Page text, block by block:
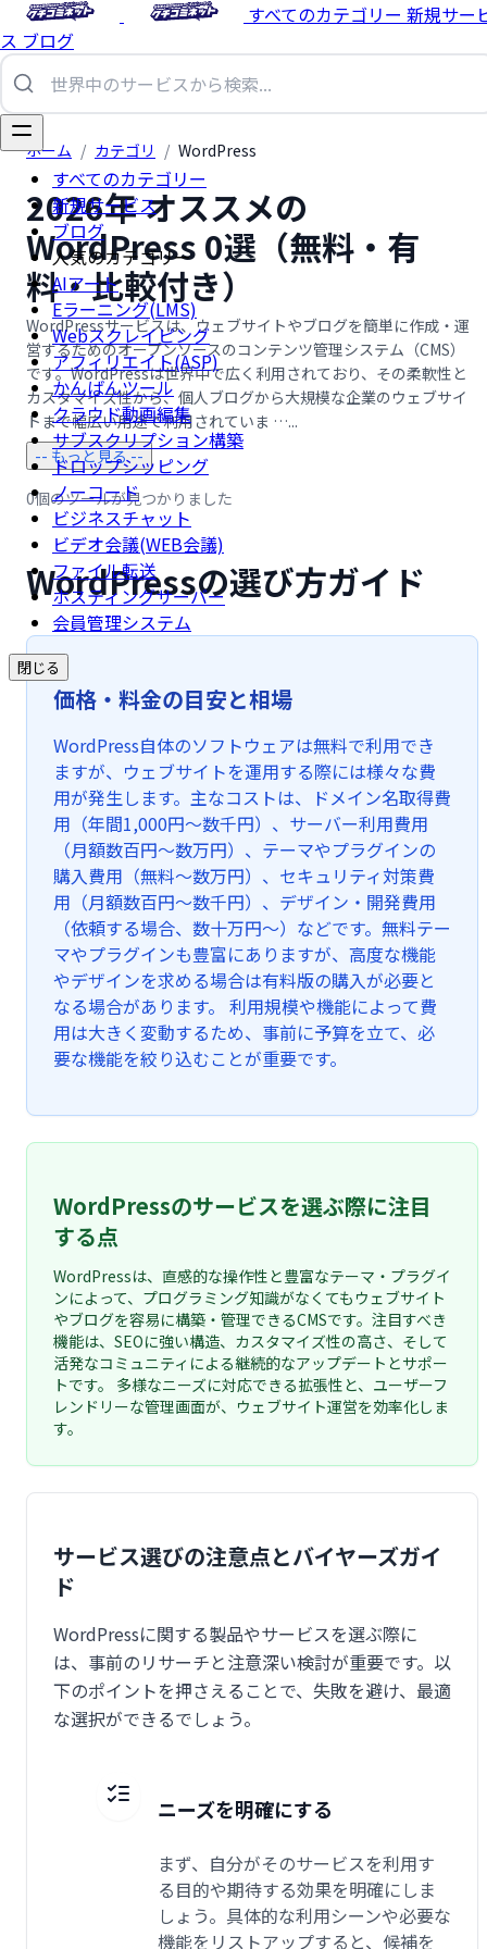
すべてのカテゴリー 新規サー
ス ブログ
すべてのカテゴリー
新規サービス
ブログ
人気のカテゴリー
AIアート
Eラーニング(LMS)
Webスクレイピング
アフィリエイト(ASP)
かんばんツール
クラウド動画編集
サブスクリプション構築
ドロップシッピング
ノーコード
ビジネスチャット
ビデオ会議(WEB会議)
ファイル転送
ホスティングサーバー
会員管理システム
閉じる
ホーム / カテゴリ / WordPress
2026年 オススメの
WordPress 0選（無料・有
料・比較付き）
WordPressサービスは、ウェブサイトやブログを簡単に作成・運
営するためのオープンソースのコンテンツ管理システム（CMS）
です。WordPressは世界中で広く利用されており、その柔軟性と
カスタマイズ性から、個人ブログから大規模な企業のウェブサイ
トまで幅広い用途で利用されていま …...
-- もっと見る --
0個のツールが見つかりました
WordPressの選び方ガイド
価格・料金の目安と相場
WordPress自体のソフトウェアは無料で利用でき
ますが、ウェブサイトを運用する際には様々な費
用が発生します。主なコストは、ドメイン名取得費
用（年間1,000円〜数千円）、サーバー利用費用
（月額数百円〜数万円）、テーマやプラグインの
購入費用（無料〜数万円）、セキュリティ対策費
用（月額数百円〜数千円）、デザイン・開発費用
（依頼する場合、数十万円〜）などです。無料テー
マやプラグインも豊富にありますが、高度な機能
やデザインを求める場合は有料版の購入が必要と
なる場合があります。 利用規模や機能によって費
用は大きく変動するため、事前に予算を立て、必
要な機能を絞り込むことが重要です。
WordPressのサービスを選ぶ際に注目
する点
WordPressは、直感的な操作性と豊富なテーマ・プラグイ
ンによって、プログラミング知識がなくてもウェブサイト
やブログを容易に構築・管理できるCMSです。注目すべき
機能は、SEOに強い構造、カスタマイズ性の高さ、そして
活発なコミュニティによる継続的なアップデートとサポー
トです。 多様なニーズに対応できる拡張性と、ユーザーフ
レンドリーな管理画面が、ウェブサイト運営を効率化しま
す。
サービス選びの注意点とバイヤーズガイ
ド
WordPressに関する製品やサービスを選ぶ際に
は、事前のリサーチと注意深い検討が重要です。以
下のポイントを押さえることで、失敗を避け、最適
な選択ができるでしょう。
ニーズを明確にする
まず、自分がそのサービスを利用す
る目的や期待する効果を明確にしま
しょう。具体的な利用シーンや必要な
機能をリストアップすると、候補を